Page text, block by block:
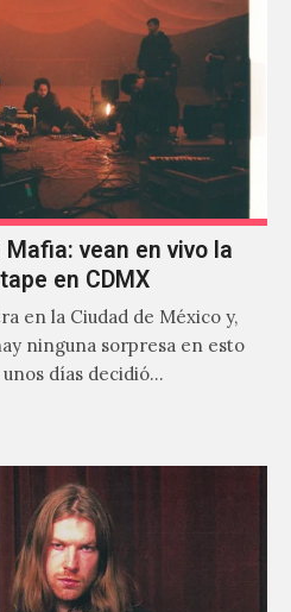
vean en vivo la
en CDMX
en la Ciudad de México y,
ninguna sorpresa en esto
días decidió…